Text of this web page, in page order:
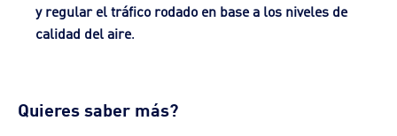
y regular el tráfico rodado en base a los niveles de
calidad del aire.
Quieres saber más?